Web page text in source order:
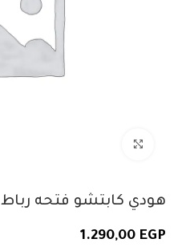
هودي كابتشو فتحه رباط
1.290,00 EGP